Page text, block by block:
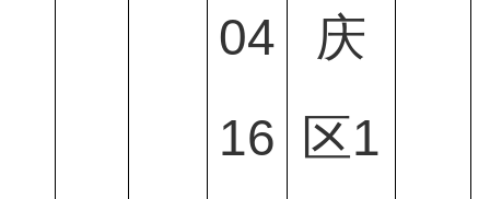
04
16
庆
区1